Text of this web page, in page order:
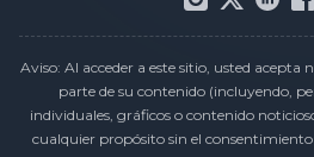
Aviso: Al acceder a este sitio, usted
parte de su contenido (incluyendo,
individuales, gráficos o contenido
cualquier propósito sin el